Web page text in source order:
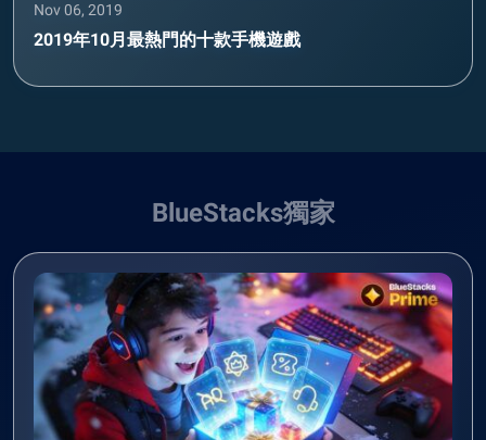
Nov 06, 2019
2019年10月最熱門的十款手機遊戲
BlueStacks獨家